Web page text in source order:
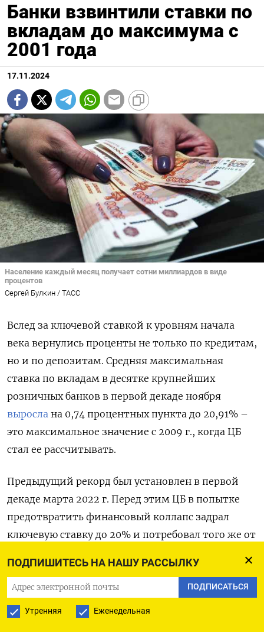
ПОДПИШИТЕСЬ НА НАШУ РАССЫЛКУ
ПОДПИСАТЬСЯ
Утренняя Еженедельная
Банки взвинтили ставки по
вкладам до максимума с
2001 года
17.11.2024
Население каждый месяц получает сотни миллиардов в виде
процентов
Сергей Булкин / ТАСС
Вслед за ключевой ставкой к уровням начала
века вернулись проценты не только по кредитам,
но и по депозитам. Средняя максимальная
ставка по вкладам в десятке крупнейших
розничных банков в первой декаде ноября
выросла на 0,74 процентных пункта до 20,91% –
это максимальное значение с 2009 г., когда ЦБ
стал ее рассчитывать.
Предыдущий рекорд был установлен в первой
декаде марта 2022 г. Перед этим ЦБ в попытке
предотвратить финансовый коллапс задрал
ключевую ставку до 20% и потребовал того же от
банки с рекомендацией повысить ставки
по вкладам до 20-23% в рублях и до 7% —
в валюте. Банки не отказали: средняя